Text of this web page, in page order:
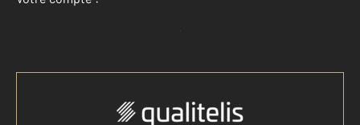
Accéder à mon compte